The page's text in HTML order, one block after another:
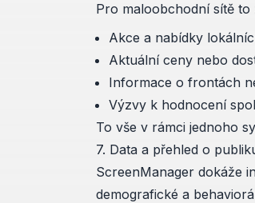
Pro maloobchodní sítě
Akce a nabídky
Aktuální ceny nebo
Informace o frontách
Výzvy k hodnocení
To vše v rámci jednoho
7. Data a přehled o
ScreenManager dokáže
demografické a